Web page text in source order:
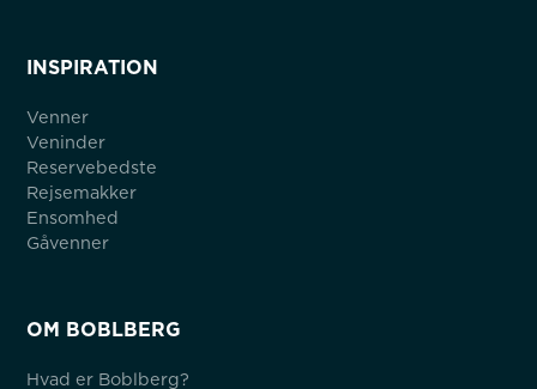
INSPIRATION
Venner
Veninder
Reservebedste
Rejsemakker
Ensomhed
Gåvenner
OM BOBLBERG
Hvad er Boblberg?